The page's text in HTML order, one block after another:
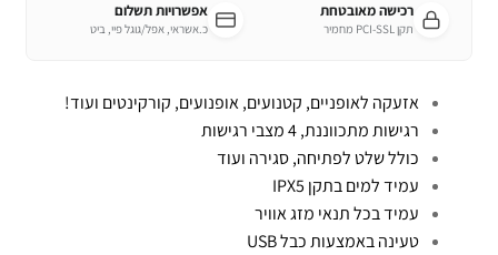
רכישה מאובטחת
תקן PCI-SSL מחמיר
אפשרויות תשלום
כ.אשראי, אפל/גוגל פיי, ביט
אזעקה לאופניים, קטנועים, אופנועים, קורקינטים ועוד!
רגישות מתכווננת, 4 מצבי רגישות
כולל שלט לפתיחה, סגירה ועוד
עמיד למים בתקן IPX5
עמיד בכל תנאי מזג אוויר
טעינה באמצעות כבל USB